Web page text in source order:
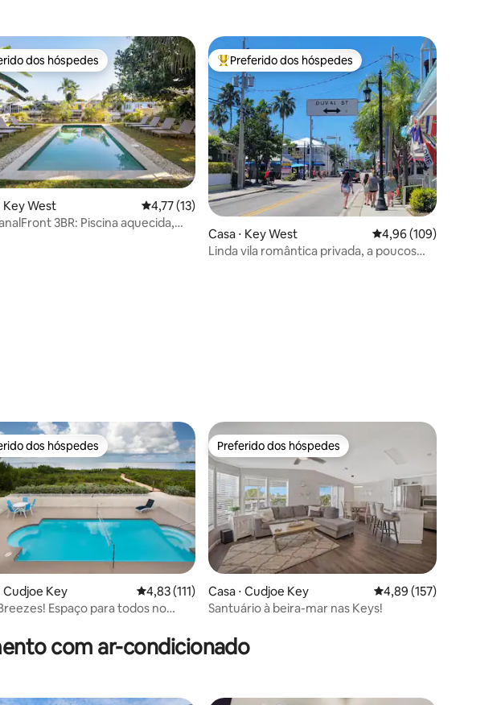
média de 5, 206 avaliações
dos hóspedes
dos hóspedes
Key West 4,77 de uma avaliação média de 5, 13 avaliações
4,77 (13)
3BR: Piscina aquecida,
Entre os melhores preferidos dos hóspedes
Preferido dos hóspedes
Casa ⋅ Key West 4,96 de uma avaliação
4,96 (109)
Linda vila romântica privada, a poucos
média de 5, 117 avaliações
dos hóspedes
dos hóspedes
Cudjoe Key 4,83 de uma avaliação média de 5, 111 avaliações
4,83 (111)
Espaço para todos no
Preferido dos hóspedes
Preferido dos hóspedes
Casa ⋅ Cudjoe Key 4,89 de uma avaliação
4,89 (157)
Santuário à beira-mar nas Keys!
com ar-condicionado